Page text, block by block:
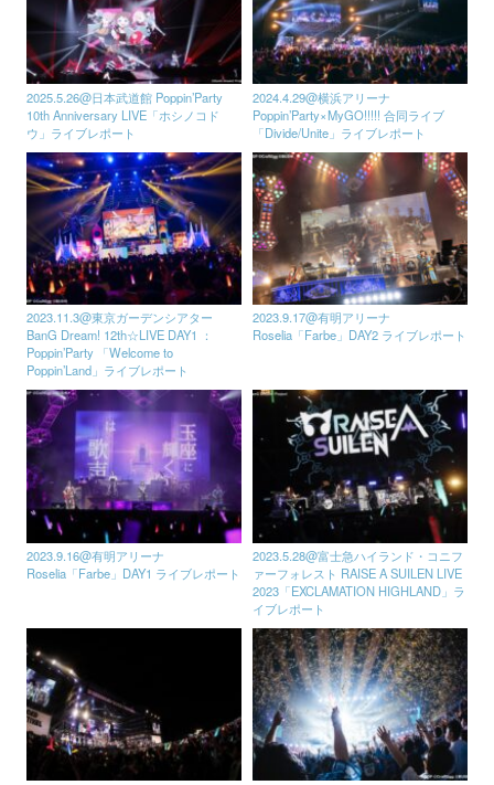
2025.5.26@日本武道館 Poppin’Party
10th Anniversary LIVE「ホシノコド
ウ」ライブレポート
2024.4.29@横浜アリーナ
Poppin’Party×MyGO!!!!! 合同ライブ
「Divide/Unite」ライブレポート
2023.11.3@東京ガーデンシアター
BanG Dream! 12th☆LIVE DAY1 ：
Poppin’Party 「Welcome to
Poppin’Land」ライブレポート
2023.9.17@有明アリーナ
Roselia「Farbe」DAY2 ライブレポート
2023.9.16@有明アリーナ
Roselia「Farbe」DAY1 ライブレポート
2023.5.28@富士急ハイランド・コニフ
ァーフォレスト RAISE A SUILEN LIVE
2023「EXCLAMATION HIGHLAND」ラ
イブレポート